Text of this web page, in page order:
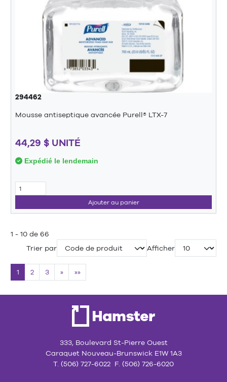
294462
Mousse antiseptique avancée Purell® LTX-7
44,29 $ UNITÉ
Expédié le lendemain
Ajouter au panier
1 - 10 de 66
Trier par
Afficher
1 2 3 » »»
333, Boulevard St-Pierre Ouest
Caraquet Nouveau-Brunswick E1W 1A3
T. (506) 727-6022 F. (506) 726-6020